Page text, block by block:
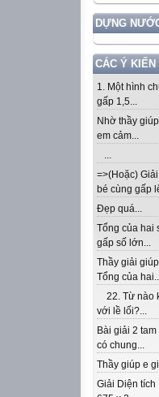
DỰNG
CÁC Ý
1. Một hình
gấp 1,5...
Nhờ thầy
em cảm...
...
=>(Hoặc)
bé cùng gấp
Đẹp quá...
Tổng của hai
gấp số lớn...
Thầy giải
Tổng của
22. Từ nào
với lề lối?...
Bài giải 2
có chung...
Thầy giúp e
Giải Diện tích